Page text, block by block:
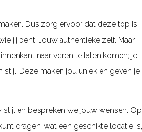
Dus zorg ervoor dat deze top is.
jij bent. Jouw authentieke zelf. Maar
naar voren te laten komen; je
Deze maken jou uniek en geven je
en bespreken we jouw wensen. Op
dragen, wat een geschikte locatie is,